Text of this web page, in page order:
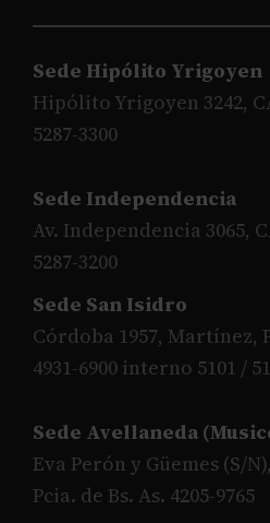
Sede Hipólito Yrigoyen
Hipólito Yrigoyen 3242,
5287-3300
Sede Independencia
Av. Independencia 3065,
5287-3200
Sede San Isidro
Córdoba 1957, Martínez,
4931-6900 interno 5101 /
Sede Avellaneda
Eva Perón y Güemes (S/
Pcia. de Bs. As. 4205-9765